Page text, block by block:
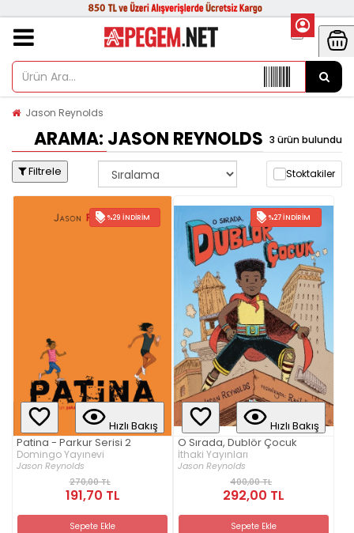
Jason Reynolds
ARAMA: JASON REYNOLDS 3 ürün bulundu
Filtrele Stoktakiler
%29 İNDIRIM
Hızlı Bakış
Patina - Parkur Serisi 2
Domingo Yayınevi
Jason Reynolds
270,00 TL
191,70 TL
Sepete Ekle
%27 İNDIRIM
Hızlı Bakış
O Sırada, Dublör Çocuk
İthaki Yayınları
Jason Reynolds
400,00 TL
292,00 TL
Sepete Ekle